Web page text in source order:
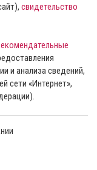
свидетельство
и анализа сведений,
сети «Интернет»,